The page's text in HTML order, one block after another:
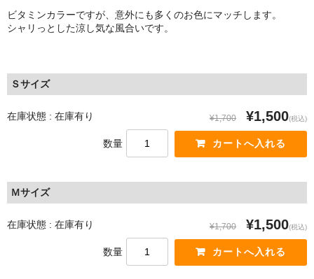
ビタミンカラーですが、意外にも多くのお色にマッチします。
シャリっとした涼し気な風合いです。
Ｓサイズ
在庫状態 : 在庫有り ¥1,700 ¥1,500(税込)
数量
Ｍサイズ
在庫状態 : 在庫有り ¥1,700 ¥1,500(税込)
数量